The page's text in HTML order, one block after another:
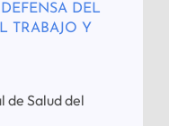
DEL
TRABAJO Y
de Salud del